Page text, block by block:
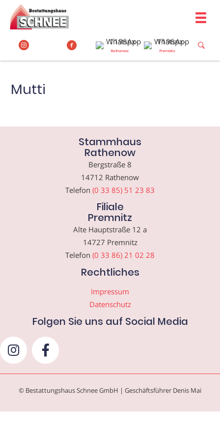
Inhalt
springen
Rathenow Premnitz
Mutti
Stammhaus
Rathenow
Bergstraße 8
14712 Rathenow
Telefon (0 33 85) 51 23 83
Filiale
Premnitz
Alte Hauptstraße 12 a
14727 Premnitz
Telefon (0 33 86) 21 02 28
Rechtliches
Impressum
Datenschutz
Folgen Sie uns auf Social Media
© Bestattungshaus Schnee GmbH | Geschäftsführer Denis Mai